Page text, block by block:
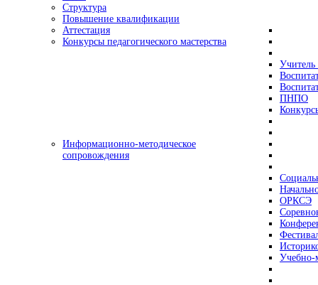
Структура
Повышение квалификации
Аттестация
Конкурсы педагогического мастерства
Учитель
ПНПО
Информационно-методическое
сопровождения
ОРКСЭ
Учебно-